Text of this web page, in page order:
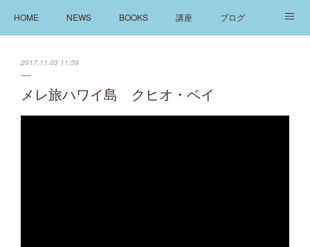
HOME NEWS BOOKS 講座 ブログ
2017.11.03 11:39
メレ旅ハワイ島 クヒオ・ベイ